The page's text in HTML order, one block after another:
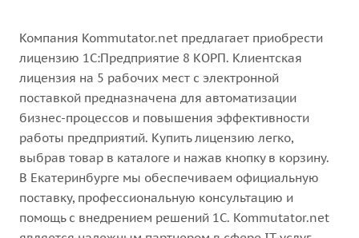
Компания Kommutator.net предлагает приобрести
лицензию 1С:Предприятие 8 КОРП. Клиентская
лицензия на 5 рабочих мест с электронной
поставкой предназначена для автоматизации
бизнес-процессов и повышения эффективности
работы предприятий. Купить лицензию легко,
выбрав товар в каталоге и нажав кнопку в корзину.
В Екатеринбурге мы обеспечиваем официальную
поставку, профессиональную консультацию и
помощь с внедрением решений 1С. Kommutator.net